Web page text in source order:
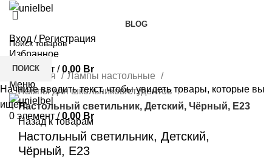
BLOG
Вход / Регистрация
Избранное
0элемент / 0,00 Br
Меню
0 элемент / 0,00 Br
Нажмите, чтобы увеличить
Главная
Лампы настольные
Лампы для школьников/студентов
Настольный светильник, Детский, Чёрный, E23
Назад к товарам
Настольный светильник, Детский,
Чёрный, E23
ПОИСК
Начните вводить текст, чтобы увидеть товары, которые вы
ищете.